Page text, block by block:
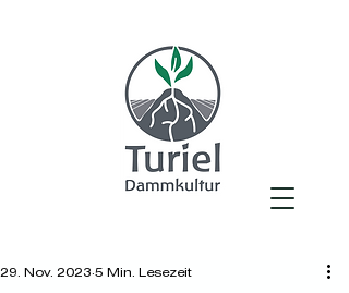
29. Nov. 2023 5 Min. Lesezeit